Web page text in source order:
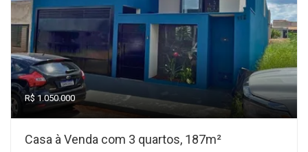
R$ 1.050.000
Casa à Venda com 3 quartos, 187m²